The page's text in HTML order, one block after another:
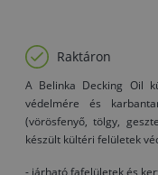
Raktáron
A Belinka Decking Oil
védelmére és
(vörösfenyő, tölgy,
készült kültéri felületek
- járható fafelületek és